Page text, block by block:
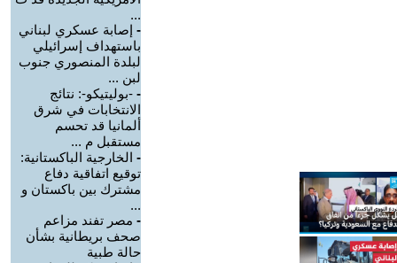
...
- إصابة عسكري لبناني
باستهداف إسرائيلي
لبلدة المنصوري جنوب
لبن ...
- -بوليتيكو-: نتائج
الانتخابات في شرق
ألمانيا قد تحسم
مستقبل م ...
- الخارجية الباكستانية:
توقيع اتفاقية دفاع
مشترك بين باكستان و
...
- مصر تفند مزاعم
صحف بريطانية بشأن
حالة طبية